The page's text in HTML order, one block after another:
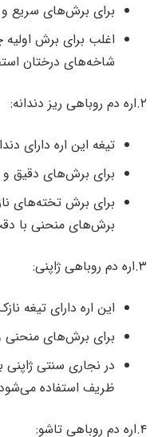
برای برش‌های
اغلب برای برش
شاخه‌های درختان
۲.اره دم روباهی ریز دندانه:
تیغه این اره دارای
برای برش‌های
برای برش تخته‌های
برش‌های منحنی با
۳.اره دم روباهی ژاپنی:
این اره دارای تیغه
برای برش‌های منحنی
در نجاری سنتی
ظریف استفاده
۴.اره دم روباهی تاشو: